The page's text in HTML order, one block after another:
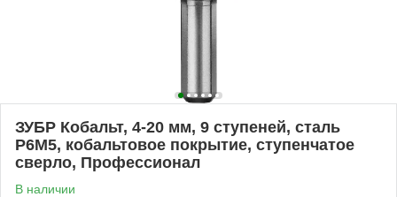
ЗУБР Кобальт, 4-20 мм, 9 ступеней, сталь
Р6М5, кобальтовое покрытие, ступенчатое
сверло, Профессионал
В наличии